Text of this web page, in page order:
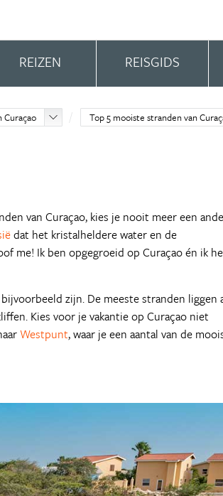
REIZEN REISGIDS
Curaçao Top 5 mooiste stranden van
van Curaçao, kies je nooit meer een
dat het kristalheldere water en de
me! Ik ben opgegroeid op Curaçao én ik
zijn. De meeste stranden liggen
Kies voor je vakantie op Curaçao niet
Westpunt, waar je een aantal van de